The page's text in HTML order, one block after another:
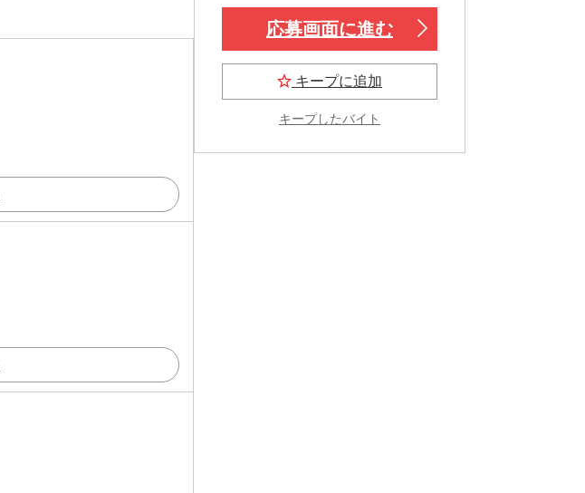
応募画面に進む
キープに追加
キープしたバイト